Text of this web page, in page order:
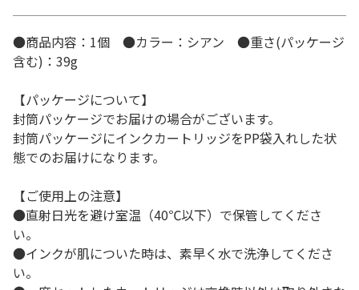
●商品内容：1個 ●カラー：シアン ●重さ(パッケージ
含む)：39g
【パッケージについて】
封筒パッケージでお届けの場合がございます。
封筒パッケージにインクカートリッジをPP袋入れした状
態でのお届けになります。
【ご使用上の注意】
●直射日光を避け室温（40℃以下）で保管してくださ
い。
●インクが肌についた時は、素早く水で洗浄してくださ
い。